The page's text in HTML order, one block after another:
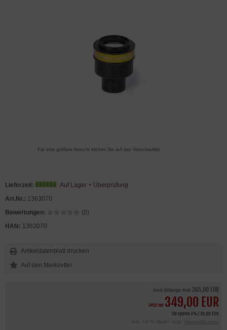
Für eine größere Ansicht klicken Sie auf das Vorschaubild
Unser bisheriger Preis 365,00 EUR
Jetzt nur 349,00 EUR
Sie sparen 4% / 16,00 EUR
inkl. 19 % MwSt. zzgl.
Versandkosten
Lieferzeit:
Auf Lager + Überprüfung
Art.Nr.: 1363070
Bewertungen:
(0)
HAN: 1363070
Artikeldatenblatt drucken